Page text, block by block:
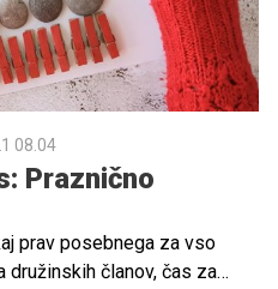
manjši, pa suh in debel ter
08.04
Praznično
prav posebnega za vso
družinskih članov, čas za